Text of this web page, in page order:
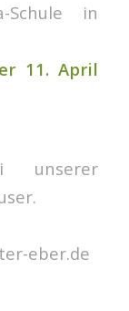
Schule in
11. April
unserer
eber.de